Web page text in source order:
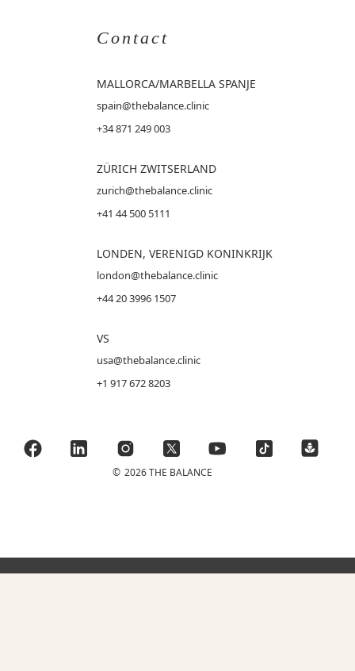
Contact
MALLORCA/MARBELLA SPANJE
spain@thebalance.clinic
+34 871 249 003
ZÜRICH ZWITSERLAND
zurich@thebalance.clinic
+41 44 500 5111
LONDEN, VERENIGD KONINKRIJK
london@thebalance.clinic
+44 20 3996 1507
VS
usa@thebalance.clinic
+1 917 672 8203
© 2026 THE BALANCE